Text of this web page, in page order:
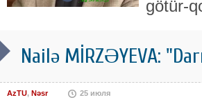
götür-
Nailə MİRZƏYEVA:
AzTU, Nəsr 25 июля